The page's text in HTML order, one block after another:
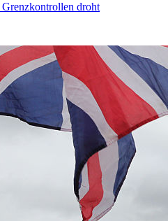
Grenzkontrollen droht